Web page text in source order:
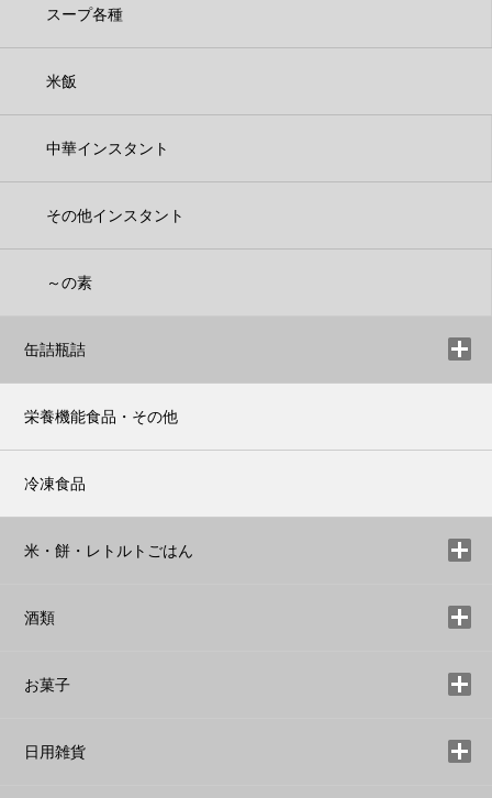
スープ各種
米飯
中華インスタント
その他インスタント
～の素
缶詰瓶詰
栄養機能食品・その他
冷凍食品
米・餅・レトルトごはん
酒類
お菓子
日用雑貨